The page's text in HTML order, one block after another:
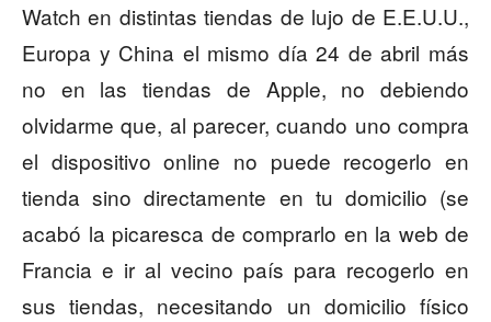
Watch en distintas tiendas de lujo de E.E.U.U.,
Europa y China el mismo día 24 de abril más
no en las tiendas de Apple, no debiendo
olvidarme que, al parecer, cuando uno compra
el dispositivo online no puede recogerlo en
tienda sino directamente en tu domicilio (se
acabó la picaresca de comprarlo en la web de
Francia e ir al vecino país para recogerlo en
sus tiendas, necesitando un domicilio físico